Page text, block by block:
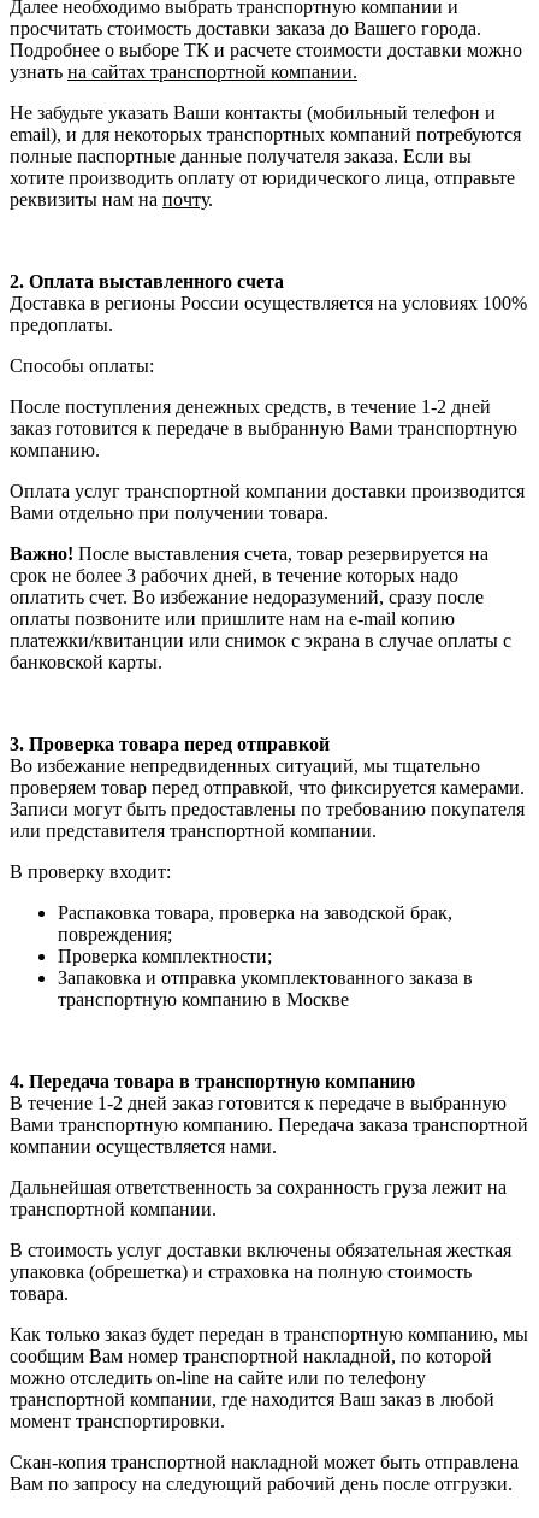
Далее необходимо выбрать транспортную компании и
просчитать стоимость доставки заказа до Вашего города.
Подробнее о выборе ТК и расчете стоимости доставки можно
узнать на сайтах транспортной компании.
Не забудьте указать Ваши контакты (мобильный телефон и
email), и для некоторых транспортных компаний потребуются
полные паспортные данные получателя заказа. Если вы
хотите производить оплату от юридического лица, отправьте
реквизиты нам на почту.
2. Оплата выставленного счета
Доставка в регионы России осуществляется на условиях 100%
предоплаты.
Способы оплаты:
После поступления денежных средств, в течение 1-2 дней
заказ готовится к передаче в выбранную Вами транспортную
компанию.
Оплата услуг транспортной компании доставки производится
Вами отдельно при получении товара.
Важно! После выставления счета, товар резервируется на
срок не более 3 рабочих дней, в течение которых надо
оплатить счет. Во избежание недоразумений, сразу после
оплаты позвоните или пришлите нам на e-mail копию
платежки/квитанции или снимок с экрана в случае оплаты с
банковской карты.
3. Проверка товара перед отправкой
Во избежание непредвиденных ситуаций, мы тщательно
проверяем товар перед отправкой, что фиксируется камерами.
Записи могут быть предоставлены по требованию покупателя
или представителя транспортной компании.
В проверку входит:
Распаковка товара, проверка на заводской брак,
повреждения;
Проверка комплектности;
Запаковка и отправка укомплектованного заказа в
транспортную компанию в Москве
4. Передача товара в транспортную компанию
В течение 1-2 дней заказ готовится к передаче в выбранную
Вами транспортную компанию. Передача заказа транспортной
компании осуществляется нами.
Дальнейшая ответственность за сохранность груза лежит на
транспортной компании.
В стоимость услуг доставки включены обязательная жесткая
упаковка (обрешетка) и страховка на полную стоимость
товара.
Как только заказ будет передан в транспортную компанию, мы
сообщим Вам номер транспортной накладной, по которой
можно отследить on-line на сайте или по телефону
транспортной компании, где находится Ваш заказ в любой
момент транспортировки.
Скан-копия транспортной накладной может быть отправлена
Вам по запросу на следующий рабочий день после отгрузки.